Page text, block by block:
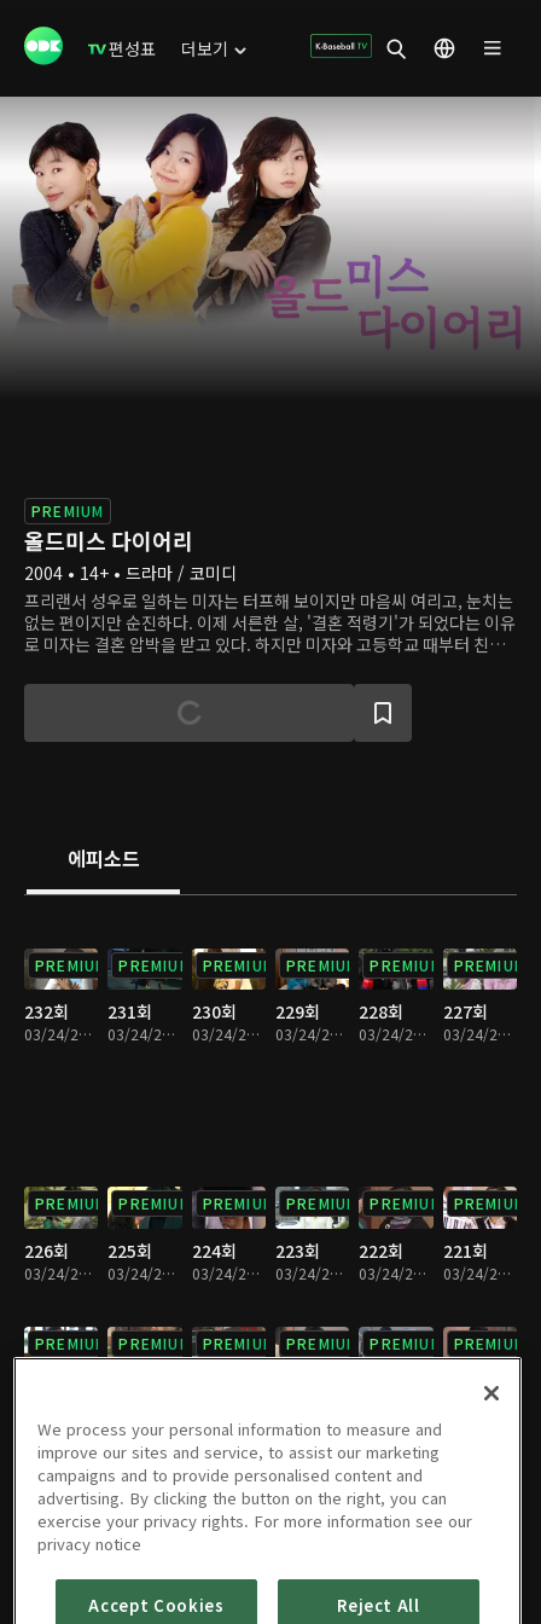
편성표 더보기
PREMIUM
올드미스 다이어리
2004 • 14+ • 드라마 / 코미디
프리랜서 성우로 일하는 미자는 터프해 보이지만 마음씨 여리고, 눈치는
없는 편이지만 순진하다. 이제 서른한 살, '결혼 적령기'가 되었다는 이유
로 미자는 결혼 압박을 받고 있다. 하지만 미자와 고등학교 때부터 친구
사귄 남자친구인 무명배우 동직이 있고, 윤아는 연애 경험이 많아 남자의
심리를 잘 안다. 지금 미자에게 가장 큰 근심은 미자의 프로그램을 담당
하는 지현우 PD이다. 일은 잘하지만 사회성은 부족한 현우는 처음엔 미
에피소드
PREMIUM
232회
03/24/2023 • 26분
PREMIUM
231회
03/24/2023 • 26분
PREMIUM
230회
03/24/2023 • 26분
PREMIUM
229회
03/24/2023 • 25분
PREMIUM
228회
03/24/2023 • 26분
PREMIUM
227회
03/24/2023 • 26분
PREMIUM
226회
03/24/2023 • 26분
PREMIUM
225회
03/24/2023 • 25분
PREMIUM
224회
03/24/2023 • 26분
PREMIUM
223회
03/24/2023 • 26분
PREMIUM
222회
03/24/2023 • 25분
PREMIUM
221회
03/24/2023 • 26분
PREMIUM PREMIUM PREMIUM PREMIUM PREMIUM PREMIUM
215회
PREMIUM
214회
03/24/2023 • 26분
PREMIUM
213회
PREMIUM
212회
PREMIUM
211회
PREMIUM
210회 209회
We process your personal information to measure and
improve our sites and service, to assist our marketing
campaigns and to provide personalised content and
advertising. By clicking the button on the right, you can
exercise your privacy rights. For more information see our
privacy notice
Accept Cookies Reject All